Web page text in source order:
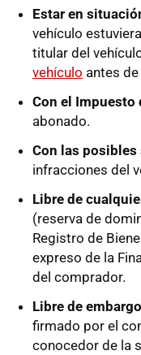
Estar en
vehículo
titular del
vehículo antes
Con el Impuesto
abonado.
Con las
infracciones del
Libre de
(reserva de
Registro de
expreso de la
del comprador.
Libre de
firmado por el
conocedor de la